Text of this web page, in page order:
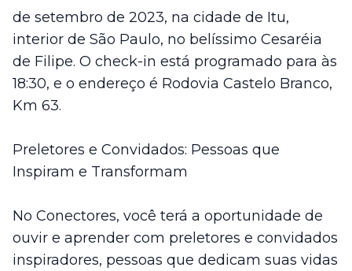
de setembro de 2023, na cidade de Itu,
interior de São Paulo, no belíssimo Cesaréia
de Filipe. O check-in está programado para às
18:30, e o endereço é Rodovia Castelo Branco,
Km 63.
Preletores e Convidados: Pessoas que
Inspiram e Transformam
No Conectores, você terá a oportunidade de
ouvir e aprender com preletores e convidados
inspiradores, pessoas que dedicam suas vidas